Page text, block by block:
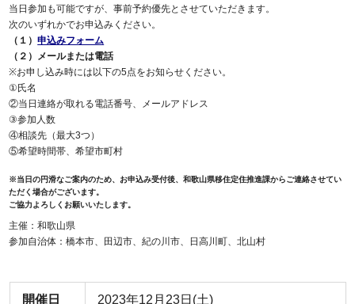
当日参加も可能ですが、事前予約優先とさせていただきます。
次のいずれかでお申込みください。
（１）申込みフォーム
（２）メールまたは電話
※お申し込み時には以下の5点をお知らせください。
①氏名
②当日連絡が取れる電話番号、メールアドレス
③参加人数
④相談先（最大3つ）
⑤希望時間帯、希望市町村
※当日の円滑なご案内のため、お申込み受付後、和歌山県移住定住推進課からご連絡させてい
ただく場合がございます。
ご協力よろしくお願いいたします。
主催：和歌山県
参加自治体：橋本市、田辺市、紀の川市、日高川町、北山村
開催日 2023年12月23日(土)